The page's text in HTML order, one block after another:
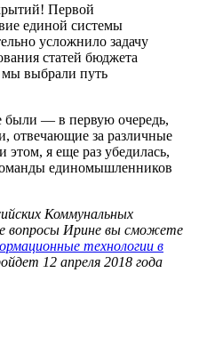
Первой
единой системы
усложнило задачу
статей бюджета
выбрали путь
были — в первую очередь,
отвечающие за различные
этом, я еще раз убедилась,
единомышленников
Коммунальных
вопросы Ирине вы сможете
технологии в
12 апреля 2018 года